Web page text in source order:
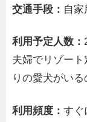
交通手段： 自家
利用予定人数：
夫婦でリゾー
りの愛犬がいる
利用頻度： すぐ